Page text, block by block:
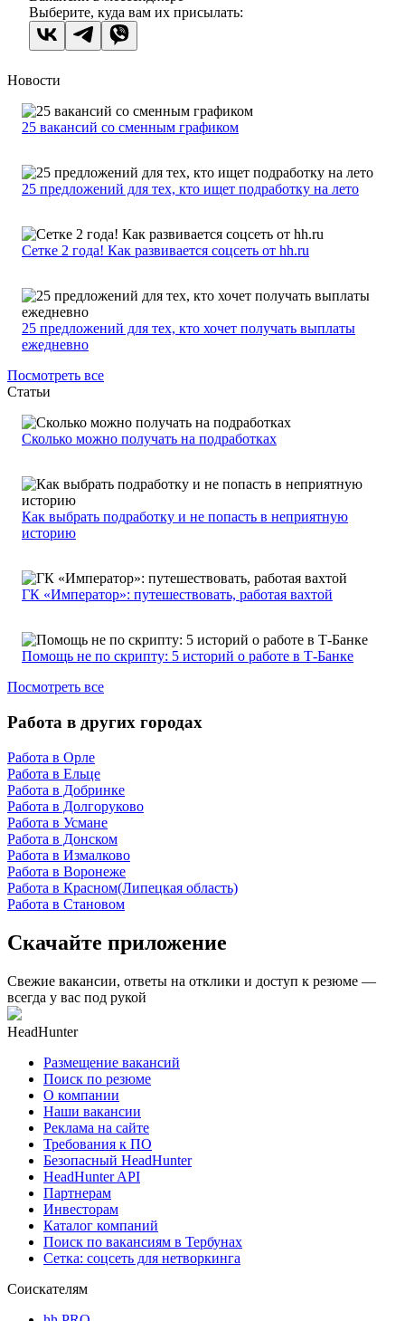
Выберите, куда вам их присылать:
Новости
25 вакансий со сменным графиком
25 предложений для тех, кто ищет подработку на лето
Сетке 2 года! Как развивается соцсеть от hh.ru
25 предложений для тех, кто хочет получать выплаты
ежедневно
Посмотреть все
Статьи
Сколько можно получать на подработках
Как выбрать подработку и не попасть в неприятную
историю
ГК «Император»: путешествовать, работая вахтой
Помощь не по скрипту: 5 историй о работе в Т-Банке
Посмотреть все
Работа в других городах
Работа в Орле
Работа в Ельце
Работа в Добринке
Работа в Долгоруково
Работа в Усмане
Работа в Донском
Работа в Измалково
Работа в Воронеже
Работа в Красном(Липецкая область)
Работа в Становом
Скачайте приложение
Свежие вакансии, ответы на отклики и доступ к резюме —
всегда у вас под рукой
HeadHunter
Размещение вакансий
Поиск по резюме
О компании
Наши вакансии
Реклама на сайте
Требования к ПО
Безопасный HeadHunter
HeadHunter API
Партнерам
Инвесторам
Каталог компаний
Поиск по вакансиям в Тербунах
Сетка: соцсеть для нетворкинга
Соискателям